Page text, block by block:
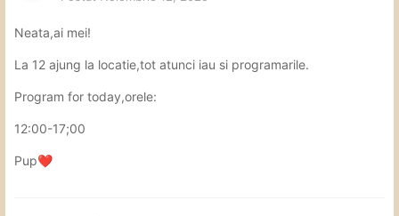
Neata,ai mei!
La 12 ajung la locatie,tot atunci iau si programarile.
Program for today,orele:
12:00-17;00
Pup❤️